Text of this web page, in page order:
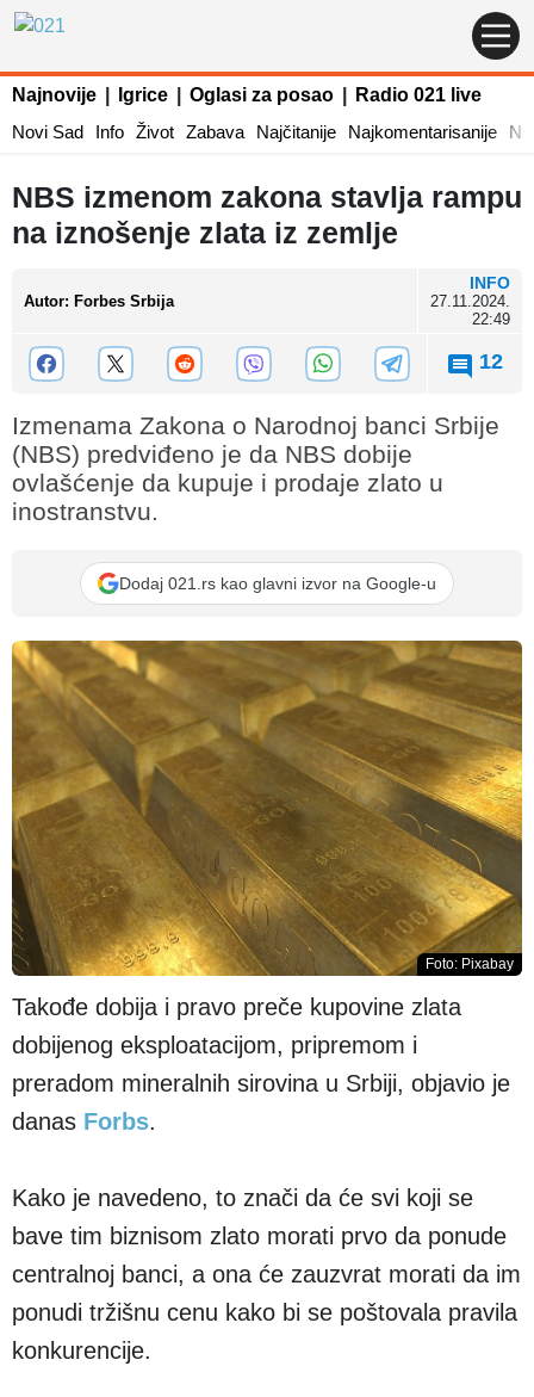
Najnovije Igrice Oglasi za posao
Radio 021 live
Novi Sad
Info Život Zabava Najčitanije Najkomentarisanije
NBS izmenom zakona stavlja rampu
na iznošenje zlata iz zemlje
Autor: Forbes Srbija
INFO
27.11.2024.
22:49
12
Izmenama Zakona o Narodnoj banci Srbije
(NBS) predviđeno je da NBS dobije
ovlašćenje da kupuje i prodaje zlato u
inostranstvu.
Dodaj 021.rs kao glavni izvor na Google-u
Foto: Pixabay
Takođe dobija i pravo preče kupovine zlata
dobijenog eksploatacijom, pripremom i
preradom mineralnih sirovina u Srbiji, objavio je
danas Forbs.
Kako je navedeno, to znači da će svi koji se
bave tim biznisom zlato morati prvo da ponude
centralnoj banci, a ona će zauzvrat morati da im
ponudi tržišnu cenu kako bi se poštovala pravila
konkurencije.